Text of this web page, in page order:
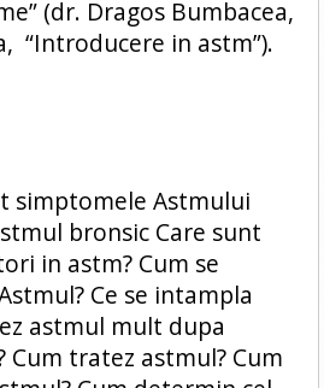
(dr. Dragos Bumbacea,
“Introducere in astm”).
simptomele Astmului
bronsic Care sunt
in astm? Cum se
Ce se intampla
astmul mult dupa
Cum tratez astmul? Cum